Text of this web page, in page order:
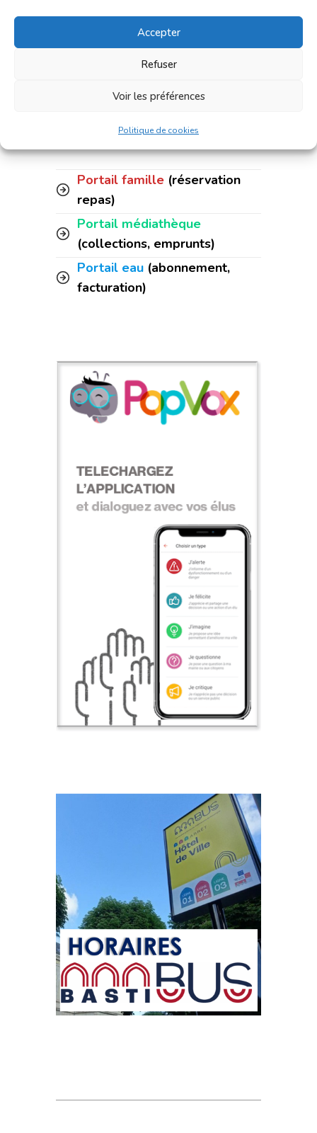
Accepter
Refuser
Voir les préférences
Politique de cookies
Accès rapide :
Portail famille (réservation
repas)
Portail médiathèque
(collections, emprunts)
Portail eau (abonnement,
facturation)